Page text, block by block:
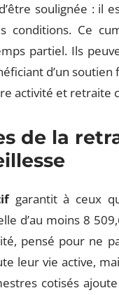
soulignée : il
conditions. Ce
partiel. Ils
d’un soutien
activité et retraite
de la
garantit à ceux
d’au moins 8
pensé pour ne
leur vie active,
cotisés